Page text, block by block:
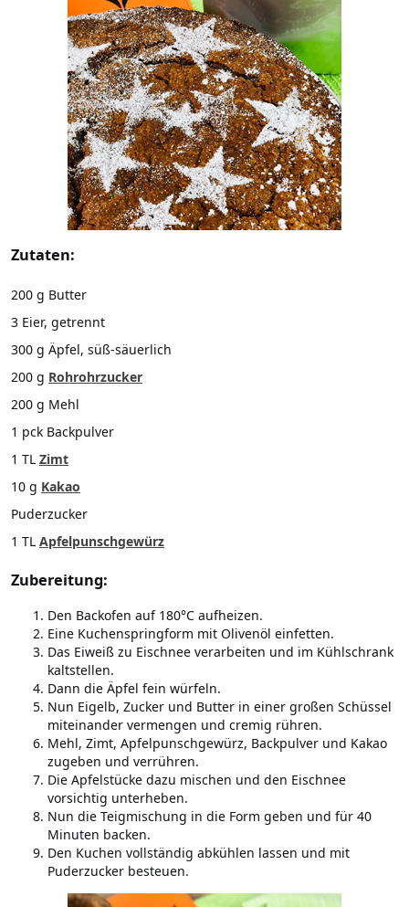
Zutaten:
200 g Butter
3 Eier, getrennt
300 g Äpfel, süß-säuerlich
200 g Rohrohrzucker
200 g Mehl
1 pck Backpulver
1 TL Zimt
10 g Kakao
Puderzucker
1 TL Apfelpunschgewürz
Zubereitung:
Den Backofen auf 180°C aufheizen.
Eine Kuchenspringform mit Olivenöl einfetten.
Das Eiweiß zu Eischnee verarbeiten und im Kühlschrank
kaltstellen.
Dann die Äpfel fein würfeln.
Nun Eigelb, Zucker und Butter in einer großen Schüssel
miteinander vermengen und cremig rühren.
Mehl, Zimt, Apfelpunschgewürz, Backpulver und Kakao
zugeben und verrühren.
Die Apfelstücke dazu mischen und den Eischnee
vorsichtig unterheben.
Nun die Teigmischung in die Form geben und für 40
Minuten backen.
Den Kuchen vollständig abkühlen lassen und mit
Puderzucker besteuen.